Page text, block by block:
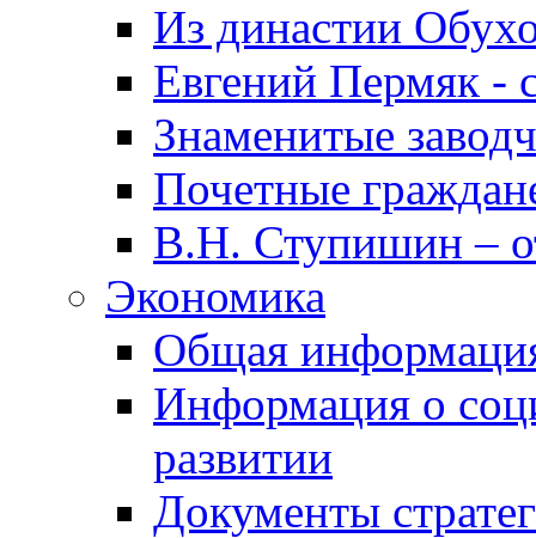
Из династии
Евгений Пермяк -
Знаменитые
Почетные
В.Н. Ступишин –
Экономика
Общая
Информация о
развитии
Документы